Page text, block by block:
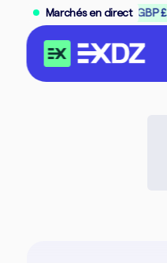
Marchés en direct
GBP £ -0.91% ↘